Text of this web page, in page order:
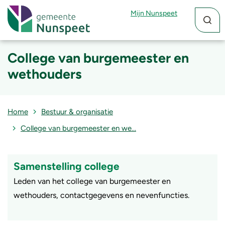
Mijn Nunspeet
College van burgemeester en
wethouders
Home
Bestuur & organisatie
College van burgemeester en we…
Samenstelling college
Leden van het college van burgemeester en
wethouders, contactgegevens en nevenfuncties.